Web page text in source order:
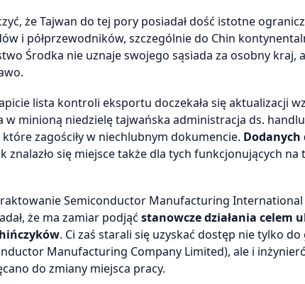
że Tajwan do tej pory posiadał dość istotne
i półprzewodników, szczególnie do Chin
Środka nie uznaje swojego sąsiada za osobny
lista kontroli eksportu doczekała się aktualizacji
w minioną niedzielę tajwańska administracja ds.
zagościły w niechlubnym dokumencie. Dodanych
znalazło się miejsce także dla tych funkcjonujących
Semiconductor Manufacturing International
że ma zamiar podjąć stanowcze działania celem
. Ci zaś starali się uzyskać dostęp nie tylko
Manufacturing Company Limited), ale i
do zmiany miejsca pracy.